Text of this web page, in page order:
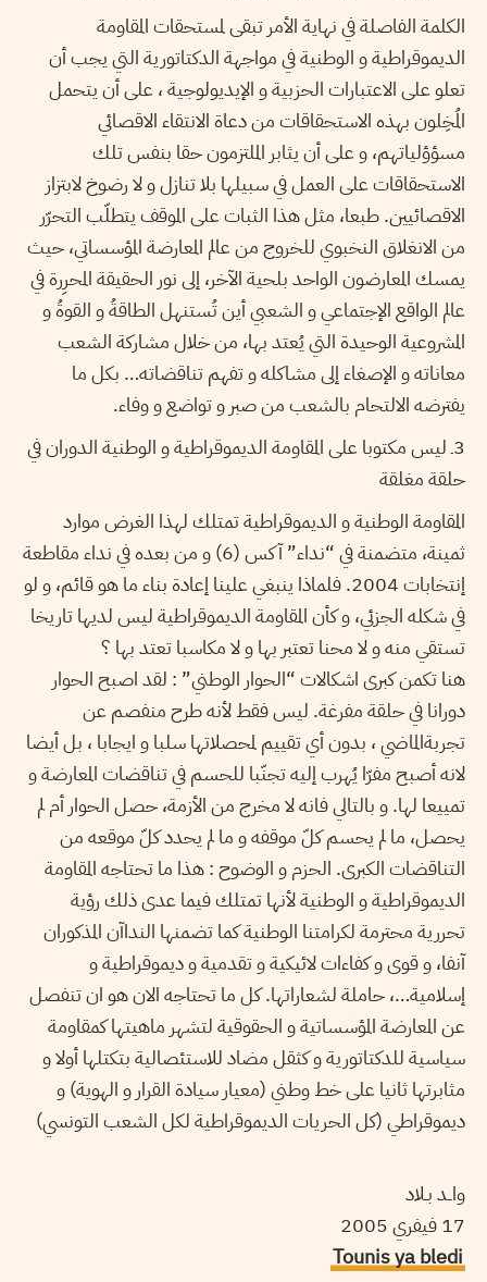
الكلمة الفاصلة في نهاية الأمر تبقى لمستحقات المقاومة
الديموقراطية و الوطنية في مواجهة الدكتاتورية التي يجب أن
تعلو على الاعتبارات الحزبية و الإيديولوجية ، على أن يتحمل
المُخِلون بهذه الاستحقاقات من دعاة الانتقاء الاقصائي
مسؤؤلياتهم، و على أن يثابر الملتزمون حقا بنفس تلك
الاستحقاقات على العمل في سبيلها بلا تنازل و لا رضوخ لابتزاز
الاقصائيين. طبعا، مثل هذا الثبات على الموقف يتطلّب التحرّر
من الانغلاق النخبوي للخروج من عالم المعارضة المؤسساتي، حيث
يمسك المعارضون الواحد بلحية الآخر، إلى نور الحقيقة المحرِرة في
عالم الواقع الإجتماعي و الشعبي أين تُستنهل الطاقةُ و القوةُ و
المشروعية الوحيدة التي يُعتد بها، من خلال مشاركة الشعب
معاناته و الإصغاء إلى مشاكله و تفهم تناقضاته… بكل ما
يفترضه الالتحام بالشعب من صبر و تواضع و وفاء.
3ـ ليس مكتوبا على المقاومة الديموقراطية و الوطنية الدوران في
حلقة مغلقة
المقاومة الوطنية و الديموقراطية تمتلك لهذا الغرض موارد
ثمينة، متضمنة في “نداء” آكس (6) و من بعده في نداء مقاطعة
إنتخابات 2004. فلماذا ينبغي علينا إعادة بناء ما هو قائم، و لو
في شكله الجزئي، و كأن المقاومة الديموقراطية ليس لديها تاريخا
تستقي منه و لا محنا تعتبر بها و لا مكاسبا تعتد بها ؟
هنا تكمن كبرى اشكالات “الحوار الوطني” : لقد اصبح الحوار
دورانا في حلقة مفرغة. ليس فقط لأنه طرح منفصم عن
تجربةالماضي ، بدون أي تقييم لمحصلاتها سلبا و ايجابا ، بل أيضا
لانه أصبح مفرّا يُهرب إليه تجنّبا للحسم في تناقضات المعارضة و
تمييعا لها. و بالتالي فانه لا مخرج من الأزمة، حصل الحوار أم لم
يحصل، ما لم يحسم كلّ موقفه و ما لم يحدد كلّ موقعه من
التناقضات الكبرى. الحزم و الوضوح : هذا ما تحتاجه المقاومة
الديموقراطية و الوطنية لأنها تمتلك فيما عدى ذلك رؤية
تحررية محترمة لكرامتنا الوطنية كما تضمنها النداآن المذكوران
آنفا، و قوى و كفاءات لائيكية و تقدمية و ديموقراطية و
إسلامية…، حاملة لشعاراتها. كل ما تحتاجه الان هو ان تنفصل
عن المعارضة المؤسساتية و الحقوقية لتشهر ماهيتها كمقاومة
سياسية للدكتاتورية و كثقل مضاد للاستئصالية بتكتلها أولا و
مثابرتها ثانيا على خط وطني (معيار سيادة القرار و الهوية) و
ديموقراطي (كل الحريات الديموقراطية لكل الشعب التونسي)
واــد بـلاد
17 فيفري 2005
Tounis ya bledi